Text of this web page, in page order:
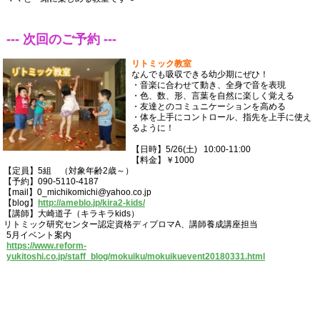
--- 次回のご予約 ---
リトミック教室
なんでも吸収できる幼少期にぜひ！
・音楽に合わせて動き、全身で音を表現
・色、数、形、言葉を自然に楽しく覚える
・友達とのコミュニケーションを高める
・体を上手にコントロール、指先を上手に使え
るように！
【日時】5/26(土) 10:00-11:00
【料金】￥1000
【定員】5組 （対象年齢2歳～）
【予約】090-5110-4187
【mail】0_michikomichi@yahoo.co.jp
【blog】 http://ameblo.jp/kira2-kids/
【講師】大崎道子（キラキラkids）
リトミック研究センター認定資格ディプロマA、講師養成講座担当
5月イベント案内
https://www.reform-
yukitoshi.co.jp/staff_blog/mokuiku/mokuikuevent20180331.html